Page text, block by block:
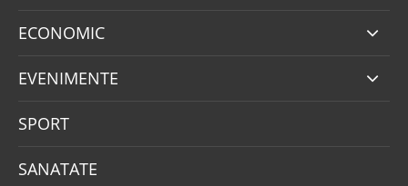
ECONOMIC
EVENIMENTE
SPORT
SANATATE